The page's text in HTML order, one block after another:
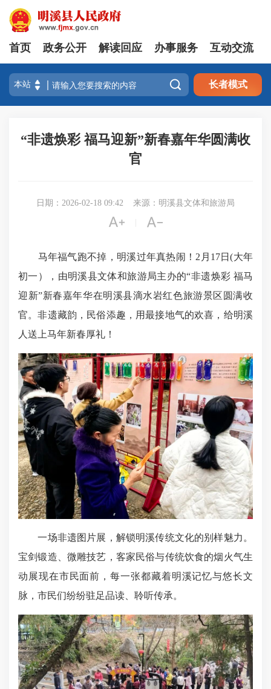
首页 政务公开 解读回应 办事服务 互动交流
 长者模式
“非遗焕彩 福马迎新”新春嘉年华圆满收
官
日期：2026-02-18 09:42 来源：明溪县文体和旅游局
 
马年福气跑不掉，明溪过年真热闹！2月17日(大年
初一），由明溪县文体和旅游局主办的“非遗焕彩 福马
迎新”新春嘉年华在明溪县滴水岩红色旅游景区圆满收
官。非遗藏韵，民俗添趣，用最接地气的欢喜，给明溪
人送上马年新春厚礼！
一场非遗图片展，解锁明溪传统文化的别样魅力。
宝剑锻造、微雕技艺，客家民俗与传统饮食的烟火气生
动展现在市民面前，每一张都藏着明溪记忆与悠长文
脉，市民们纷纷驻足品读、聆听传承。